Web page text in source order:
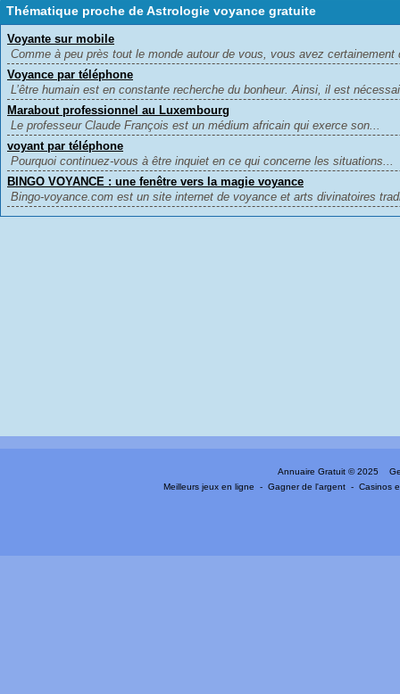
Thématique proche de Astrologie voyance gratuite
Voyante sur mobile
Comme à peu près tout le monde autour de vous, vous avez certainement
Voyance par téléphone
L’être humain est en constante recherche du bonheur. Ainsi, il est
Marabout professionnel au Luxembourg
Le professeur Claude François est un médium africain qui exerce son...
voyant par téléphone
Pourquoi continuez-vous à être inquiet en ce qui concerne les situations...
BINGO VOYANCE : une fenêtre vers la magie voyance
Bingo-voyance.com est un site internet de voyance et arts divinatoires
Annuaire Gratuit © 2025
Meilleurs jeux en ligne
-Gagner de l'argent -Casinos